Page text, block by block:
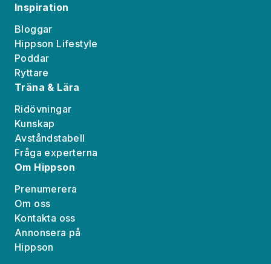
Inspiration
Bloggar
Hippson Lifestyle
Poddar
Ryttare
Träna & Lära
Ridövningar
Kunskap
Avståndstabell
Fråga experterna
Om Hippson
Prenumerera
Om oss
Kontakta oss
Annonsera på
Hippson